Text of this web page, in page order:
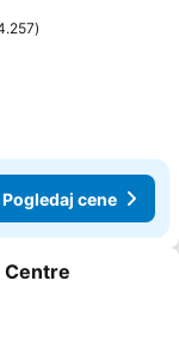
Pogledaj cene
Centre